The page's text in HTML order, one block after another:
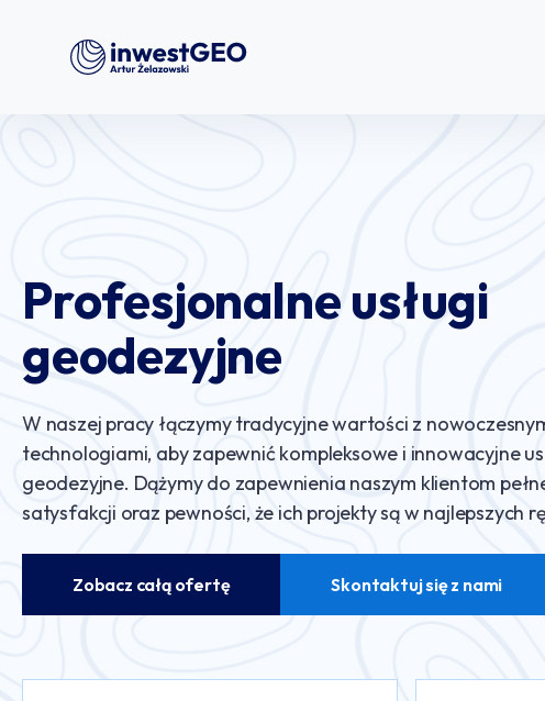
Profesjonalne usługi
geodezyjne
W naszej pracy łączymy tradycyjne wartości z
technologiami, aby zapewnić kompleksowe i innowacyjne
geodezyjne. Dążymy do zapewnienia naszym klientom
satysfakcji oraz pewności, że ich projekty są w najlepszych
Zobacz całą ofertę Skontaktuj się z nami